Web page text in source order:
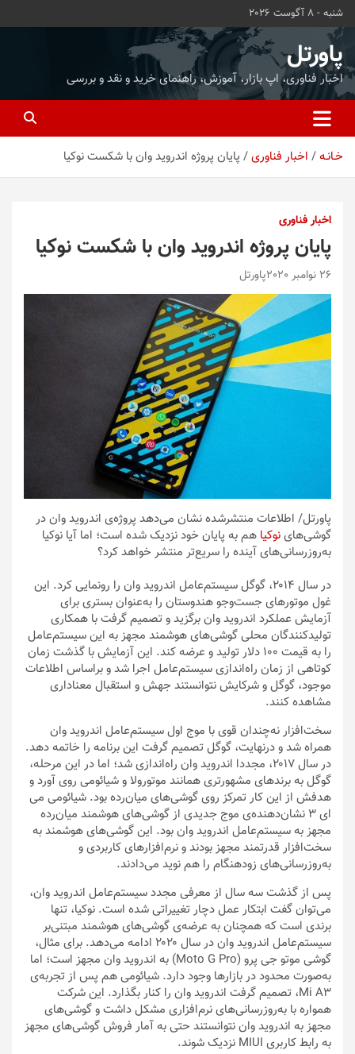
محتوا
بروید
شنبه - 8 آگوست 2026
پاورتل
اخبار فناوری، اپ بازار، آموزش، راهنمای خرید و نقد و بررسی
خـانـه اخبار فناوری پایان پروژه اندروید وان با شکست نوکیا
اخبار فناوری
پایان پروژه اندروید وان با شکست نوکیا
26 نوامبر 2020 پاورتل
پاورتل/ اطلاعات منتشرشده نشان می‌دهد پروژه‌ی اندروید وان در
گوشی‌هاینوکیا هم به پایان خود نزدیک شده است؛ اما آیا نوکیا
به‌روزرسانی‌های آینده را سریع‌تر منتشر خواهد کرد؟
در سال ۲۰۱۴، گوگل سیستم‌عامل اندروید وان را رونمایی کرد. این
غول موتورهای جست‌وجو هندوستان را به‌عنوان بستری برای
آزمایش عملکرد اندروید وان برگزید و تصمیم گرفت با همکاری
تولیدکنندگان محلی گوشی‌های هوشمند مجهز به این سیستم‌عامل
را به قیمت ۱۰۰ دلار تولید و عرضه کند. این آزمایش با گذشت زمان
کوتاهی از زمان راه‌اندازی سیستم‌عامل اجرا شد و براساس اطلاعات
موجود، گوگل و شرکایش نتوانستند جهش و استقبال معناداری
مشاهده کنند.
سخت‌افزار نه‌چندان قوی با موج اول سیستم‌عامل اندروید وان
همراه شد و درنهایت، گوگل تصمیم گرفت این برنامه را خاتمه دهد.
در سال ۲۰۱۷، مجددا اندروید وان راه‌اندازی شد؛ اما در این مرحله،
گوگل به برندهای مشهورتری همانند موتورولا و شیائومی روی آورد و
هدفش از این کار تمرکز روی گوشی‌های میان‌رده بود. شیائومی می
ای ۳ نشان‌دهنده‌ی موج جدیدی از گوشی‌های هوشمند میان‌رده
مجهز به سیستم‌عامل اندروید وان بود. این گوشی‌های هوشمند به
سخت‌افزار قدرتمند مجهز بودند و نرم‌افزارهای کاربردی و
به‌روزرسانی‌های زودهنگام را هم نوید می‌دادند.
پس از گذشت سه سال از معرفی مجدد سیستم‌عامل اندروید وان،
می‌توان گفت ابتکار عمل دچار تغییراتی شده است. نوکیا، تنها
برندی است که همچنان به عرضه‌ی گوشی‌های هوشمند مبتنی‌بر
سیستم‌عامل اندروید وان در سال ۲۰۲۰ ادامه می‌دهد. برای مثال،
گوشی موتو جی پرو (Moto G Pro) به اندروید وان مجهز است؛ اما
به‌صورت محدود در بازارها وجود دارد. شیائومی هم پس از تجربه‌ی
Mi A3، تصمیم گرفت اندروید وان را کنار بگذارد. این شرکت
همواره با به‌روزرسانی‌های نرم‌افزاری مشکل داشت و گوشی‌های
مجهز به اندروید وان نتوانستند حتی به آمار فروش گوشی‌های مجهز
به رابط کاربری MIUI نزدیک شوند.